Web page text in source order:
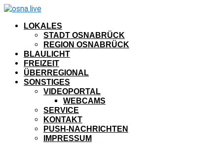
LOKALES
STADT OSNABRÜCK
REGION OSNABRÜCK
BLAULICHT
FREIZEIT
ÜBERREGIONAL
SONSTIGES
VIDEOPORTAL
WEBCAMS
SERVICE
KONTAKT
PUSH-NACHRICHTEN
IMPRESSUM